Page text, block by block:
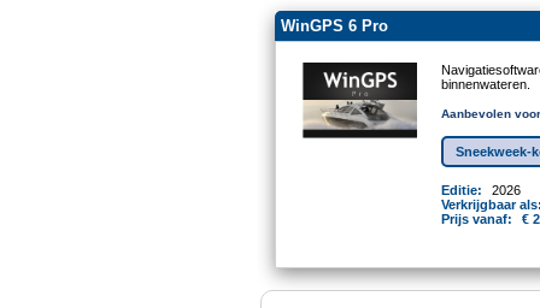
WinGPS 6 Pro
binnenwateren.
Aanbevolen
Sneekweek-
Editie:
2026
Verkrijgbaar
Prijs vanaf:
€